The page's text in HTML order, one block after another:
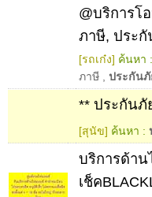
@บริการโ
ภาษี, ประกั
[รถเก๋ง] ค้นหา :
ภาษี
ประกันภั
** ประกัน
[สุนัข] ค้นหา :
บริการด้า
เช็ค